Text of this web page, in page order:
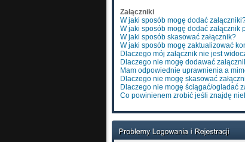
Załączniki
W jaki sposób mogę dodać
W jaki sposób mogę dodać załącznik
W jaki sposób skasować załącznik?
W jaki sposób mogę zaktualizować
Dlaczego mój załącznik nie jest
Dlaczego nie mogę dodawać
Mam odpowiednie uprawnienia a
Dlaczego nie mogę skasować
Dlaczego nie mogę ściągać/ogladać
Co powinienem zrobić jeśli znajdę